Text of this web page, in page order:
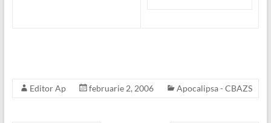
Editor Ap februarie 2, 2006 Apocalipsa - CBAZS